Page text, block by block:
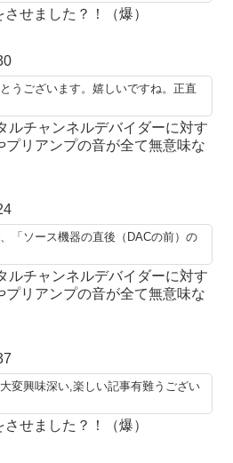
せました？！（爆）
うございます。嬉しいですね。正直
ルチャンネルデバイダーに対す
リアンプの音が全て無意味な
「ソース機器の直後（DACの前）の
ルチャンネルデバイダーに対す
リアンプの音が全て無意味な
変興味深い,楽しい記事有難うござい
せました？！（爆）